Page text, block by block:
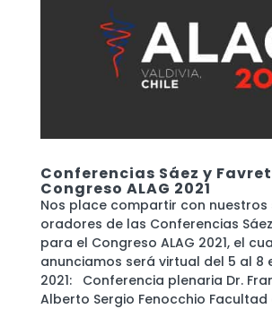
Conferencias Sáez y
Congreso ALAG 2021
Nos place compartir con nuestros
oradores de las Conferencias
para el Congreso ALAG 2021, el
anunciamos será virtual del 5 al 8
2021: Conferencia plenaria Dr.
Alberto Sergio Fenocchio Facultad